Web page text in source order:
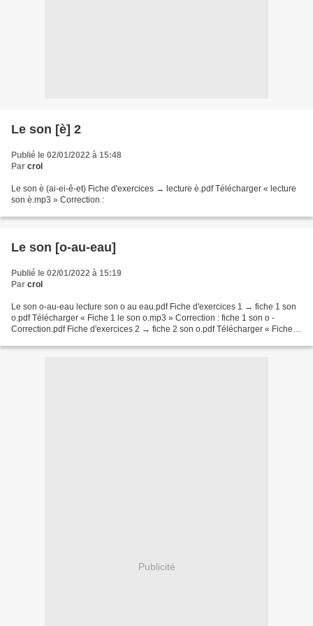
Le son [è] 2
Publié le 02/01/2022 à 15:48
Par crol
Le son è (ai-ei-ê-et) Fiche d'exercices → lecture è.pdf Télécharger « lecture
son è.mp3 » Correction :
Le son [o-au-eau]
Publié le 02/01/2022 à 15:19
Par crol
Le son o-au-eau lecture son o au eau.pdf Fiche d'exercices 1 → fiche 1 son
o.pdf Télécharger « Fiche 1 le son o.mp3 » Correction : fiche 1 son o -
Correction.pdf Fiche d'exercices 2 → fiche 2 son o.pdf Télécharger « Fiche 2
Publicité